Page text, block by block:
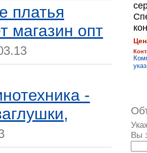
платья
магазин опт
-
Вы